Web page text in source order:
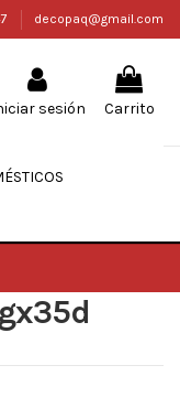
decopaq@gmail.com
sesión Carrito